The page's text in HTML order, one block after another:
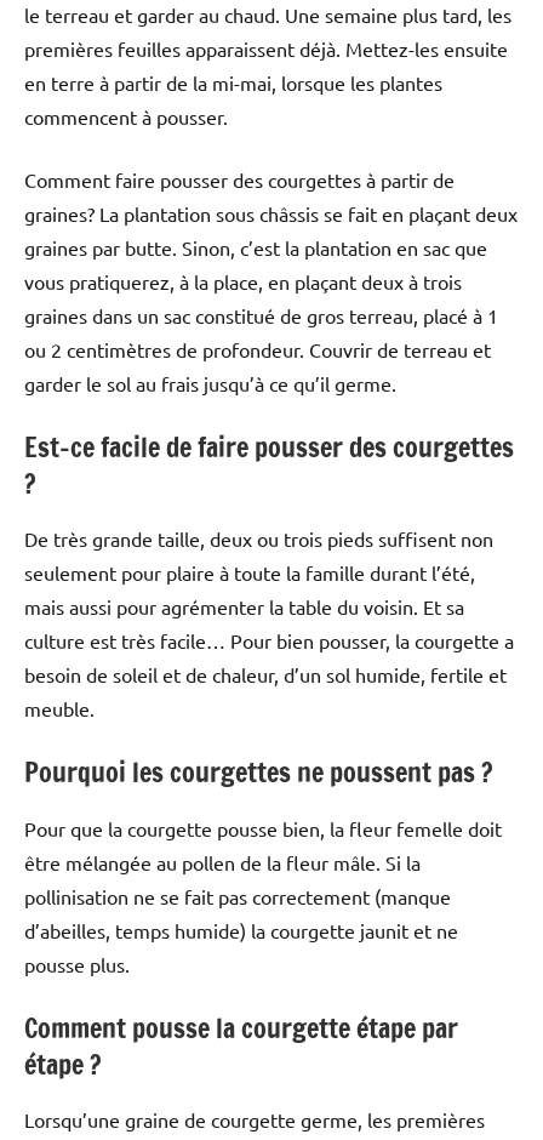
le terreau et garder au chaud. Une semaine plus tard, les
premières feuilles apparaissent déjà. Mettez-les ensuite
en terre à partir de la mi-mai, lorsque les plantes
commencent à pousser.
Comment faire pousser des courgettes à partir de
graines? La plantation sous châssis se fait en plaçant deux
graines par butte. Sinon, c’est la plantation en sac que
vous pratiquerez, à la place, en plaçant deux à trois
graines dans un sac constitué de gros terreau, placé à 1
ou 2 centimètres de profondeur. Couvrir de terreau et
garder le sol au frais jusqu’à ce qu’il germe.
Est-ce facile de faire pousser des courgettes
?
De très grande taille, deux ou trois pieds suffisent non
seulement pour plaire à toute la famille durant l’été,
mais aussi pour agrémenter la table du voisin. Et sa
culture est très facile… Pour bien pousser, la courgette a
besoin de soleil et de chaleur, d’un sol humide, fertile et
meuble.
Pourquoi les courgettes ne poussent pas ?
Pour que la courgette pousse bien, la fleur femelle doit
être mélangée au pollen de la fleur mâle. Si la
pollinisation ne se fait pas correctement (manque
d’abeilles, temps humide) la courgette jaunit et ne
pousse plus.
Comment pousse la courgette étape par
étape ?
Lorsqu’une graine de courgette germe, les premières